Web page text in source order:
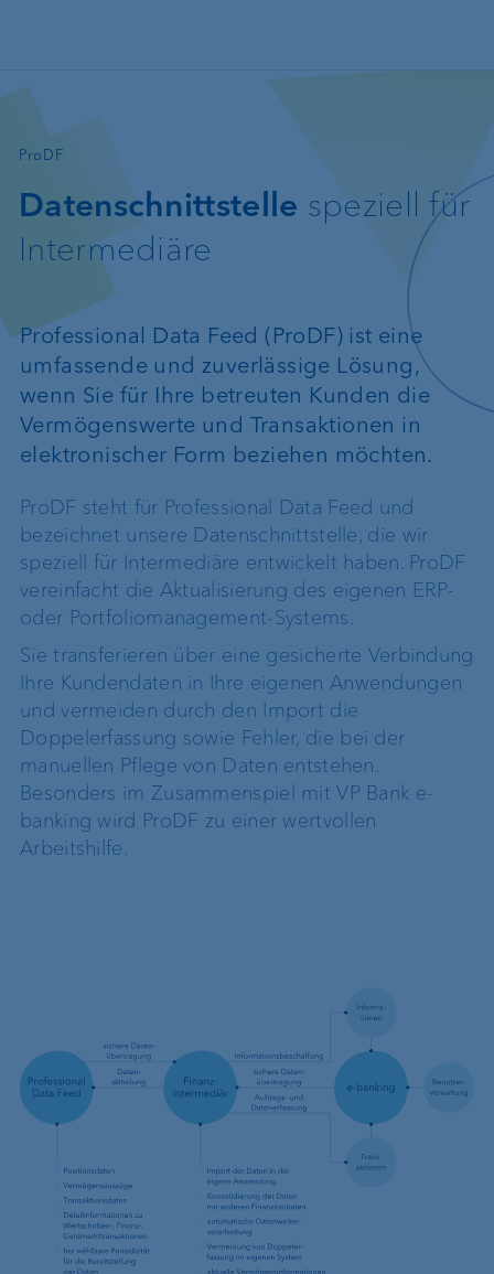
ProDF
—
Datenschnittstelle speziell für
Intermediäre
Professional Data Feed (ProDF) ist eine
umfassende und zuverlässige Lösung,
wenn Sie für Ihre betreuten Kunden die
Vermögenswerte und Transaktionen in
elektronischer Form beziehen möchten.
ProDF steht für Professional Data Feed und
bezeichnet unsere Datenschnittstelle, die wir
speziell für Intermediäre entwickelt haben. ProDF
vereinfacht die Aktualisierung des eigenen ERP-
oder Portfoliomanagement-Systems.
Sie transferieren über eine gesicherte Verbindung
Ihre Kundendaten in Ihre eigenen Anwendungen
und vermeiden durch den Import die
Doppelerfassung sowie Fehler, die bei der
manuellen Pflege von Daten entstehen.
Besonders im Zusammenspiel mit VP Bank e-
banking wird ProDF zu einer wertvollen
Arbeitshilfe.